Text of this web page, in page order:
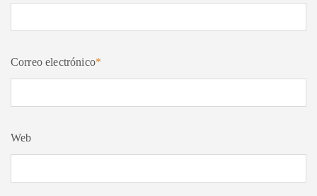
Correo electrónico*
Web